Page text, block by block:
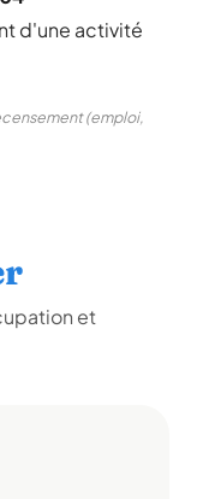
d'une activité
(emploi,
et